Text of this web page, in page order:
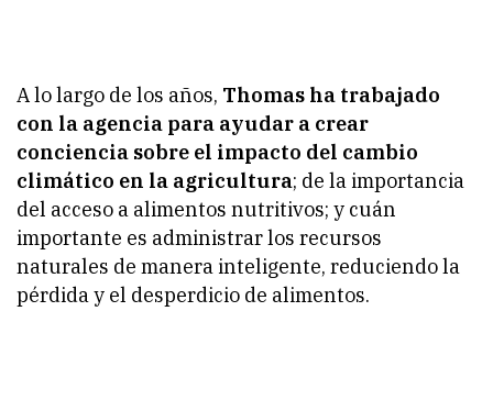
A lo largo de los años, Thomas ha trabajado
con la agencia para ayudar a crear
conciencia sobre el impacto del cambio
climático en la agricultura; de la importancia
del acceso a alimentos nutritivos; y cuán
importante es administrar los recursos
naturales de manera inteligente, reduciendo la
pérdida y el desperdicio de alimentos.